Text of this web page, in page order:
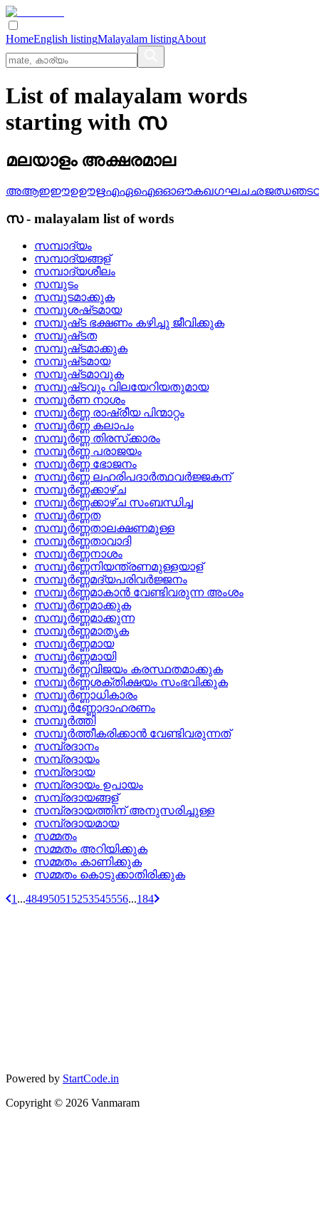
HomeEnglish listingMalayalam listingAbout
List of malayalam words
starting with സ
മലയാളം അക്ഷരമാല
അആഇഈഉഊഋഎഏഐഒഓഔകഖഗഘചഛജഝഞട
സ- malayalam list of words
സമ്പാദ്യം
സമ്പാദ്യങ്ങള്
സമ്പാദ്യശീലം
സമ്പുടം
സമ്പുടമാക്കുക
സമ്പുശഷ്‌ടമായ
സമ്പുഷ്‌ട ഭക്ഷണം കഴിച്ചു ജീവിക്കുക
സമ്പുഷ്‌ടത
സമ്പുഷ്‌ടമാക്കുക
സമ്പുഷ്‌ടമായ
സമ്പുഷ്‌ടമാവുക
സമ്പുഷ്‌ടവും വിലയേറിയതുമായ
സമ്പൂര്‍ണ നാശം
സമ്പൂര്‍ണ്ണ രാഷ്രീയ പിന്മാറ്റം
സമ്പൂര്‍ണ്ണ കലാപം
സമ്പൂര്‍ണ്ണ തിരസ്‌ക്കാരം
സമ്പൂര്‍ണ്ണ പരാജയം
സമ്പൂര്‍ണ്ണ ഭോജനം
സമ്പൂര്‍ണ്ണ ലഹരിപദാര്‍ത്ഥവര്‍ജ്ജകന്
സമ്പൂര്‍ണ്ണക്കാഴ്‌ച
സമ്പൂര്‍ണ്ണക്കാഴ്‌ച സംബന്ധിച്ച
സമ്പൂര്‍ണ്ണത
സമ്പൂര്‍ണ്ണതാലക്ഷണമുള്ള
സമ്പൂര്‍ണ്ണതാവാദി
സമ്പൂര്‍ണ്ണനാശം
സമ്പൂര്‍ണ്ണനിയന്ത്രണമുള്ളയാള്
സമ്പൂര്‍ണ്ണമദ്യപരിവര്‍ജ്ജനം
സമ്പൂര്‍ണ്ണമാകാന്‍ വേണ്ടിവരുന്ന അംശം
സമ്പൂര്‍ണ്ണമാക്കുക
സമ്പൂര്‍ണ്ണമാക്കുന്ന
സമ്പൂര്‍ണ്ണമാതൃക
സമ്പൂര്‍ണ്ണമായ
സമ്പൂര്‍ണ്ണമായി
സമ്പൂര്‍ണ്ണവിജയം കരസ്ഥതമാക്കുക
സമ്പൂര്‍ണ്ണശക്തിക്ഷയം സംഭവിക്കുക
സമ്പൂര്‍ണ്ണാധികാരം
സമ്പൂര്‍ണ്ണോദാഹരണം
സമ്പൂര്‍ത്തി
സമ്പൂര്‍ത്തീകരിക്കാന്‍ വേണ്ടിവരുന്നത്
സമ്പ്രദാനം
സമ്പ്രദായം
സമ്പ്രദായ
സമ്പ്രദായം ഉപായം
സമ്പ്രദായങ്ങള്
സമ്പ്രദായത്തിന് അനുസരിച്ചുള്ള
സമ്പ്രദായമായ
സമ്മതം
സമ്മതം അറിയിക്കുക
സമ്മതം കാണിക്കുക
സമ്മതം കൊടുക്കാതിരിക്കുക
1 ...48495051 5253545556...184
Powered by StartCode.in
Copyright © 2026 Vanmaram